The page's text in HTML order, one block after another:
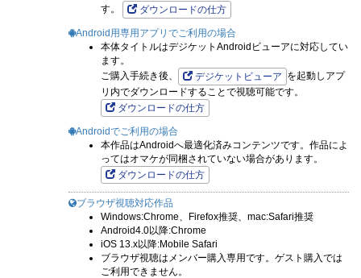
す。
ダウンロードの仕方
Android用専用アプリでご利用の場合
本体タイトルはデジケットAndroidビューアに対応してい
ます。
ご購入手続き後、
デジケットビューア を起動しアプ
リ内でダウンロードすることで視聴可能です。
ダウンロードの仕方
Androidでご利用の場合
本作品はAndroidへ最適化済みコンテンツです。作品によ
ってはオマケが同梱されていない場合があります。
ダウンロードの仕方
ブラウザ視聴対応作品
Windows:Chrome、Firefox推奨、mac:Safari推奨
Android4.0以降:Chrome
iOS 13.x以降:Mobile Safari
ブラウザ視聴はメンバー購入専用です。ゲスト購入では
ご利用できません。